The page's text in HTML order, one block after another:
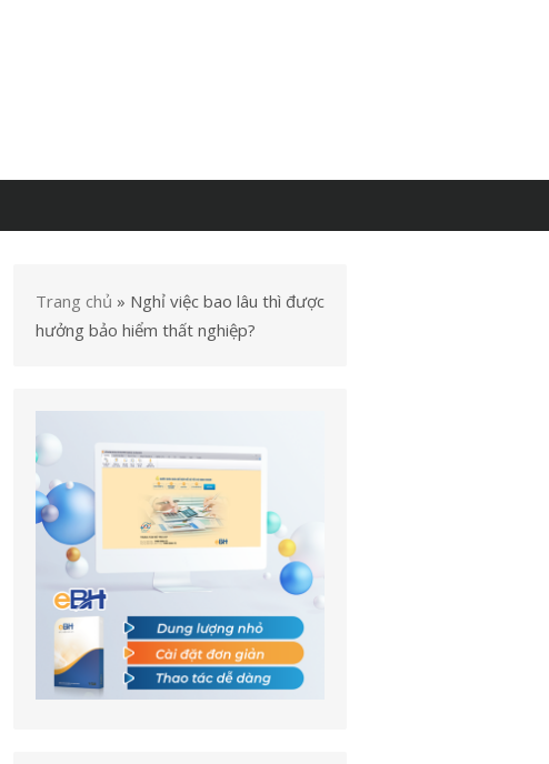
Trang chủ » Nghỉ việc bao lâu thì được
hưởng bảo hiểm thất nghiệp?